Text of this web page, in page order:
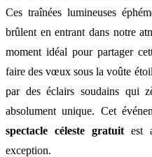
Ces traînées lumineuses
brûlent en entrant dans notre
moment idéal pour partager
faire des vœux sous la voûte
par des éclairs soudains qui
absolument unique. Cet
spectacle céleste gratuit est
exception.